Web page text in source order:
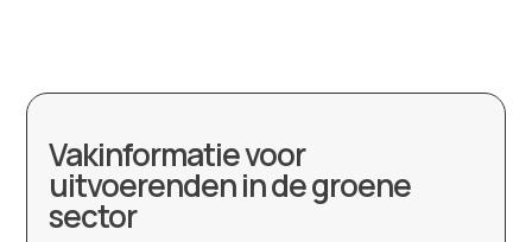
Vakinformatie voor
uitvoerenden in de groene
sector